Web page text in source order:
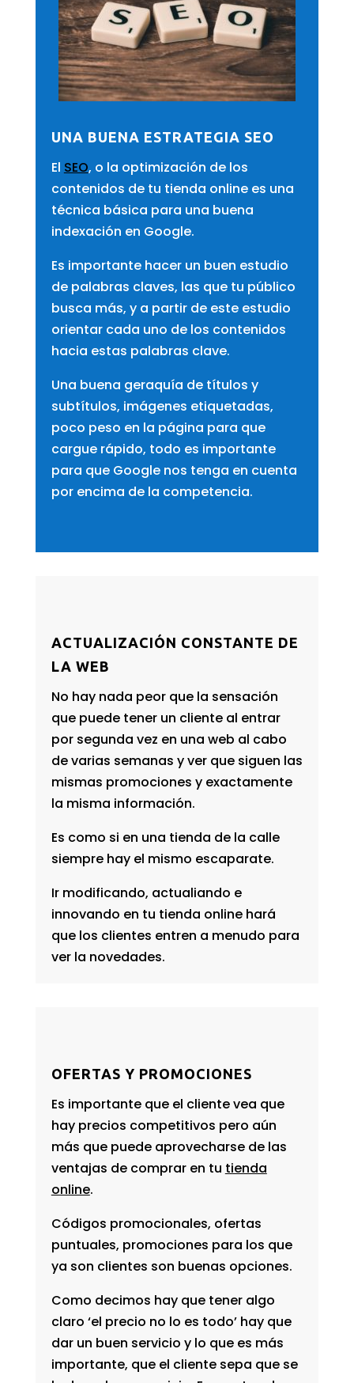
UNA BUENA ESTRATEGIA SEO
El SEO, o la optimización de los
contenidos de tu tienda online es una
técnica básica para una buena
indexación en Google.
Es importante hacer un buen estudio
de palabras claves, las que tu público
busca más, y a partir de este estudio
orientar cada uno de los contenidos
hacia estas palabras clave.
Una buena geraquía de títulos y
subtítulos, imágenes etiquetadas,
poco peso en la página para que
cargue rápido, todo es importante
para que Google nos tenga en cuenta
por encima de la competencia.
ACTUALIZACIÓN CONSTANTE DE
LA WEB
No hay nada peor que la sensación
que puede tener un cliente al entrar
por segunda vez en una web al cabo
de varias semanas y ver que siguen las
mismas promociones y exactamente
la misma información.
Es como si en una tienda de la calle
siempre hay el mismo escaparate.
Ir modificando, actualiando e
innovando en tu tienda onlinehará
que los clientes entren a menudo para
ver la novedades.
OFERTAS Y PROMOCIONES
Es importante que el cliente vea que
hay precios competitivos pero aún
más que puede aprovecharse de las
ventajas de comprar en tu tienda
online.
Códigos promocionales, ofertas
puntuales, promociones para los que
ya son clientes son buenas opciones.
Como decimos hay que tener algo
claro ‘el precio no lo es todo’ hay que
dar un buen servicio y lo que es más
importante, que el cliente sepa que se